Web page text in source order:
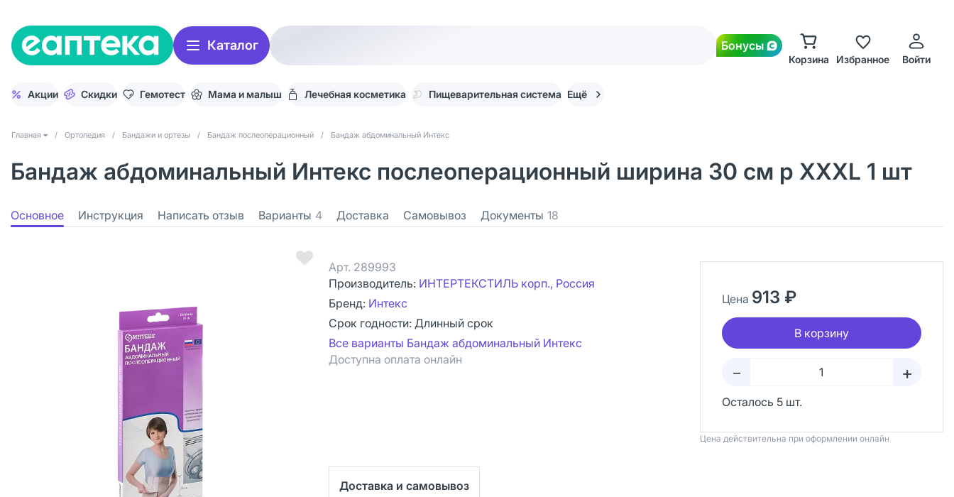
Каталог Бонусы
Корзина Избранное Войти
Акции Скидки Гемотест Мама и малыш Лечебная косметика Пищеварительная система Ещё
Главная / Ортопедия / Бандажи и ортезы / Бандаж послеоперационный / Бандаж абдоминальный Интекс
Бандаж абдоминальный Интекс послеоперационный ширина 30 см р XXXL 1 шт
Основное Инструкция Написать отзыв Варианты 4 Доставка Самовывоз Документы 18
Арт. 289993
Производитель: ИНТЕРТЕКСТИЛЬ корп., Россия
Бренд: Интекс
Срок годности: Длинный срок
Все варианты Бандаж абдоминальный Интекс
Доступна оплата онлайн
Цена 913 ₽
В корзину
– +
Осталось 5 шт.
Цена действительна при оформлении онлайн
Доставка и самовывоз